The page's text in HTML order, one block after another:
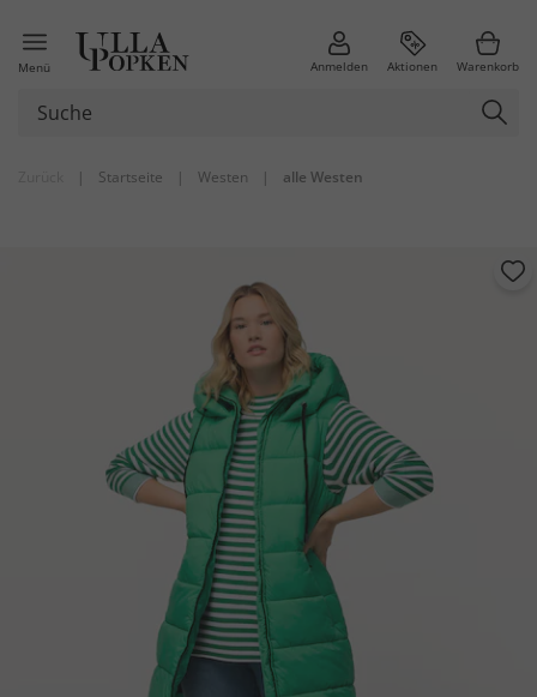
Menü Anmelden Aktionen Warenkorb
| Startseite | Westen | alle Westen